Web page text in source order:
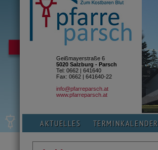
Geißmayerstraße 6
5020 Salzburg - Parsch
Tel: 0662 | 641640
Fax: 0662 | 641640-22
info@pfarreparsch.at
www.pfarreparsch.at
AKTUELLES TERMINKALENDER